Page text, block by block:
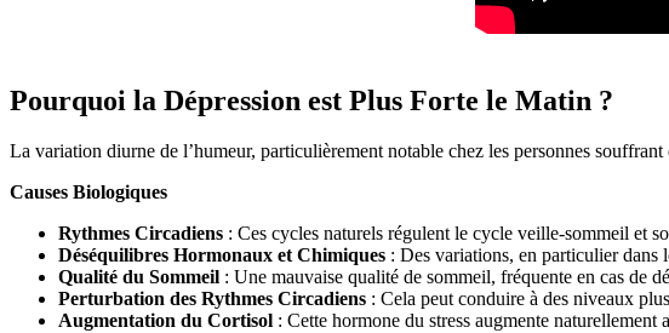
Pourquoi la Dépression est Plus Forte le Matin ?
La variation diurne de l’humeur, particulièrement notable chez les personnes
Causes Biologiques
Rythmes Circadiens : Ces cycles naturels régulent le cycle veille-sommeil et
Déséquilibres Hormonaux et Chimiques : Des variations, en particulier dans
Qualité du Sommeil : Une mauvaise qualité de sommeil, fréquente en cas de
Perturbation des Rythmes Circadiens : Cela peut conduire à des niveaux
Augmentation du Cortisol : Cette hormone du stress augmente naturellement